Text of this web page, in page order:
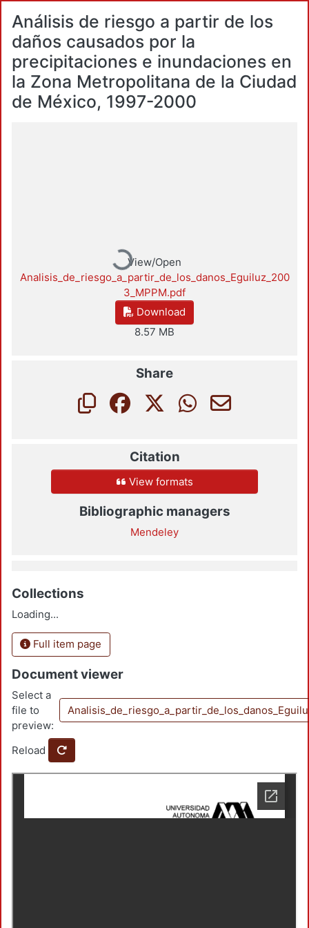
Análisis de riesgo a partir de los
daños causados por la
precipitaciones e inundaciones en
la Zona Metropolitana de la Ciudad
de México, 1997-2000
Loading...View/Open
Analisis_de_riesgo_a_partir_de_los_danos_Eguiluz_200
3_MPPM.pdf
Download
8.57 MB
Share
Citation
View formats
Bibliographic managers
Mendeley
Collections
Loading...
Full item page
Document viewer
Select a
file to
preview:
Reload